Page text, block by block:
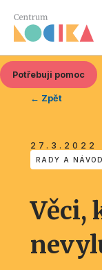
Potřebuji pomoc
← Zpět
27.3.2022
RADY A
Věci,